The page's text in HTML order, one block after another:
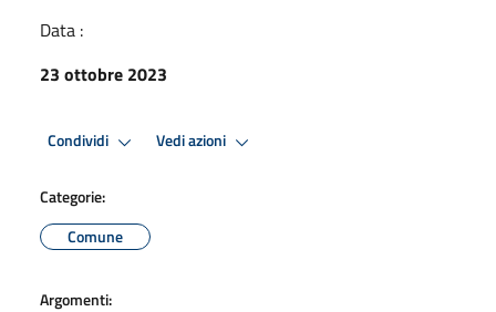
Data :
23 ottobre 2023
Condividi Vedi azioni
Categorie:
Comune
Argomenti: